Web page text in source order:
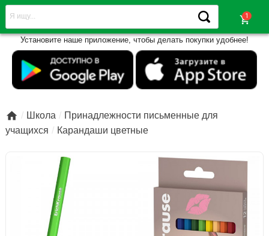
shopping_cart
Установите наше приложение, чтобы делать покупки удобнее!
 Школа
Принадлежности письменные для
учащихся
Карандаши цветные